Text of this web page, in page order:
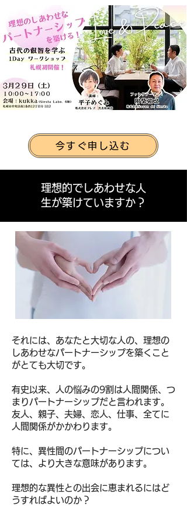
今すぐ申し込む
理想的でしあわせな人
生が築けていますか ​​？
それには、あなたと大切な人の、理想の
しあわせなパートナーシップを築くこと
がとても大切です。
有史以来、人の悩みの9割は人間関係、つ
まりパートナーシップだと言われます。
友人、親子、夫婦、恋人、仕事、全てに
人間関係がかかわります。
特に、異性間のパートナーシップについ
ては、より大きな意味があります。
理想的な異性との出会に恵まれるにはど
うすればよいのか？